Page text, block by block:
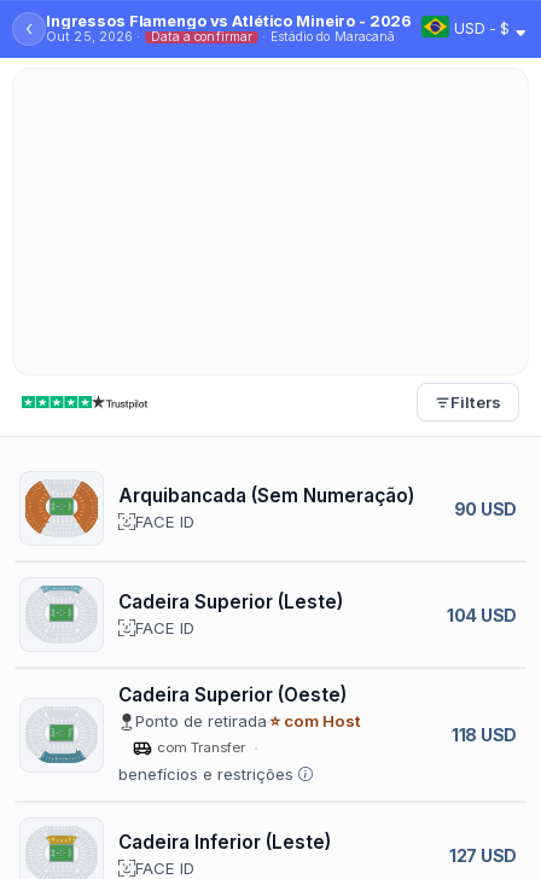
‹ Ingressos Flamengo vs Atlético Mineiro - 2026
Out 25, 2026 · Data a confirmar · Estádio do Maracanã USD - $
Filters
Arquibancada (Sem Numeração)
FACE ID
90 USD
Cadeira Superior (Leste)
FACE ID
104 USD
Cadeira Superior (Oeste)
Ponto de retirada⭐ com Host
com Transfer
benefícios e restrições
118 USD
Cadeira Inferior (Leste)
FACE ID
127 USD